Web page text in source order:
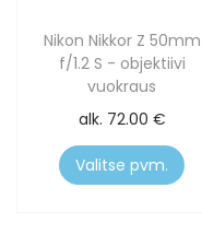
Nikon Nikkor Z 50mm
f/1.2 S - objektiivi
vuokraus
alk. 72.00 €
Valitse pvm.